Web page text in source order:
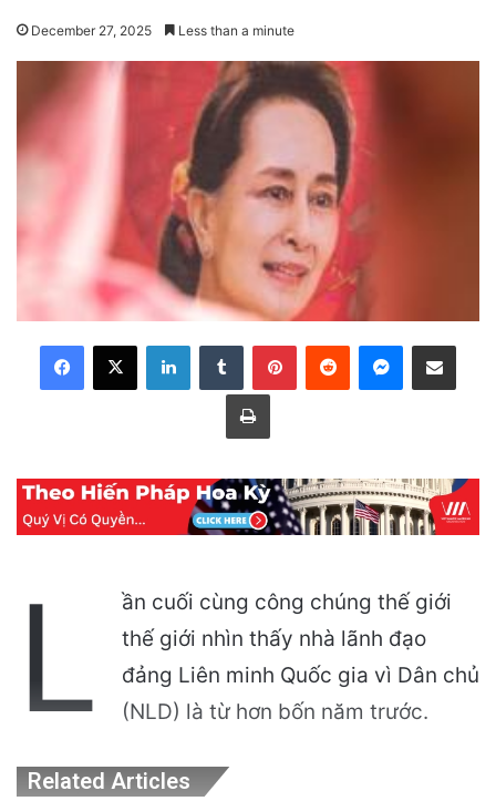
December 27, 2025 Less than a minute
LinkedInTumblr PinterestReddit Messenger
Share via Email
Print
L
ần cuối cùng công chúng thế giới
thế giới nhìn thấy nhà lãnh đạo
đảng Liên minh Quốc gia vì Dân chủ
(NLD) là từ hơn bốn năm trước.
Related Articles